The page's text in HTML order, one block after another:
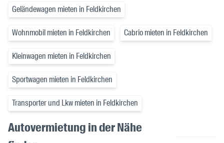
Geländewagen mieten in Feldkirchen
Wohnmobil mieten in Feldkirchen Cabrio mieten in Feldkirchen
Kleinwagen mieten in Feldkirchen
Sportwagen mieten in Feldkirchen
Transporter und Lkw mieten in Feldkirchen
Autovermietung in der Nähe